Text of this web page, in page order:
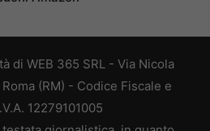
di WEB 365 SRL - Via Nicola
(RM) - Codice Fiscale e
12279101005